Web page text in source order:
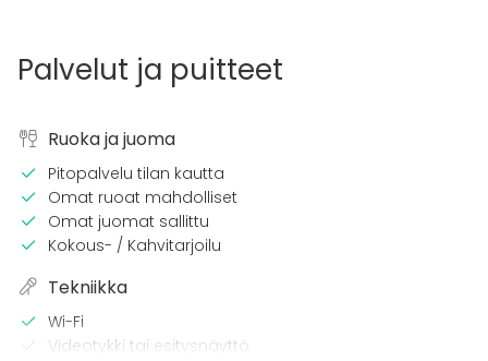
Palvelut ja puitteet
Ruoka ja juoma
Pitopalvelu tilan kautta
Omat ruoat mahdolliset
Omat juomat sallittu
Kokous- / Kahvitarjoilu
Tekniikka
Wi-Fi
Videotykki tai esitysnäyttö